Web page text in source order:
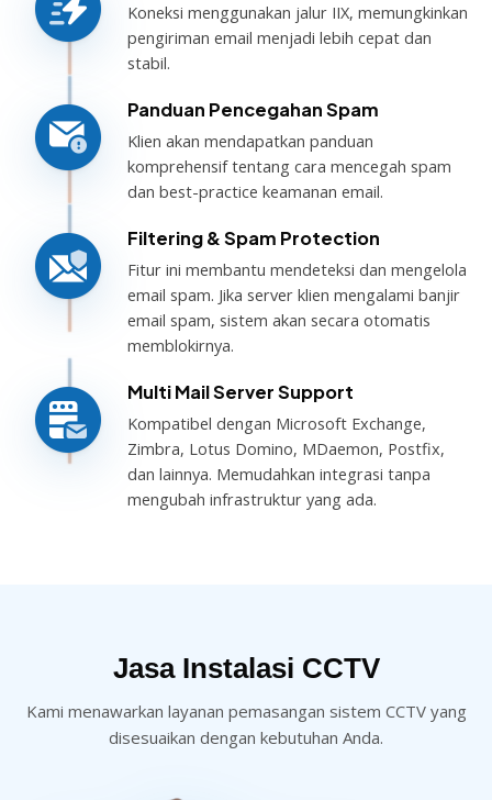
Koneksi menggunakan jalur IIX, memungkinkan
pengiriman email menjadi lebih cepat dan
stabil.
Panduan Pencegahan Spam
Klien akan mendapatkan panduan
komprehensif tentang cara mencegah spam
dan best-practice keamanan email.
Filtering & Spam Protection
Fitur ini membantu mendeteksi dan mengelola
email spam. Jika server klien mengalami banjir
email spam, sistem akan secara otomatis
memblokirnya.
Multi Mail Server Support
Kompatibel dengan Microsoft Exchange,
Zimbra, Lotus Domino, MDaemon, Postfix,
dan lainnya. Memudahkan integrasi tanpa
mengubah infrastruktur yang ada.
Jasa Instalasi CCTV
Kami menawarkan layanan pemasangan sistem CCTV yang
disesuaikan dengan kebutuhan Anda.